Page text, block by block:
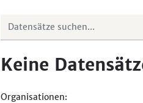
Keine
Organisationen: